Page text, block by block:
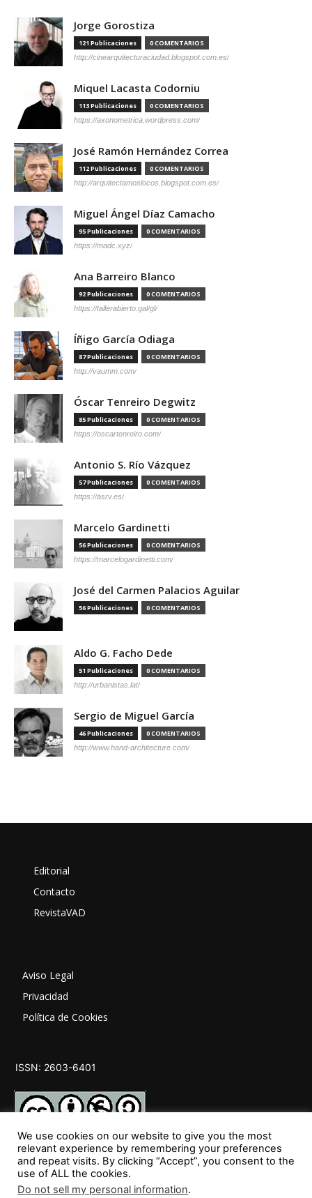
Jorge Gorostiza
121 Publicaciones 0 COMENTARIOS
http://cinearquitecturaciudad.blogspot.com.es/
Miquel Lacasta Codorniu
113 Publicaciones 0 COMENTARIOS
https://axonometrica.wordpress.com/
José Ramón Hernández Correa
112 Publicaciones 0 COMENTARIOS
http://arquitectamoslocos.blogspot.com.es/
Miguel Ángel Díaz Camacho
95 Publicaciones 0 COMENTARIOS
https://madc.xyz/
Ana Barreiro Blanco
92 Publicaciones 0 COMENTARIOS
https://tallerabierto.gal/gl/
Íñigo García Odiaga
87 Publicaciones 0 COMENTARIOS
http://vaumm.com/
Óscar Tenreiro Degwitz
85 Publicaciones 0 COMENTARIOS
https://oscartenreiro.com/
Antonio S. Río Vázquez
57 Publicaciones 0 COMENTARIOS
https://asrv.es/
Marcelo Gardinetti
56 Publicaciones 0 COMENTARIOS
https://marcelogardinetti.com/
José del Carmen Palacios Aguilar
56 Publicaciones 0 COMENTARIOS
Aldo G. Facho Dede
51 Publicaciones 0 COMENTARIOS
http://urbanistas.lat/
Sergio de Miguel García
46 Publicaciones 0 COMENTARIOS
http://www.hand-architecture.com/
Editorial
Contacto
RevistaVAD
Aviso Legal
Privacidad
Política de Cookies
ISSN: 2603-6401
SÍGUENOS
We use cookies on our website to give you the most
relevant experience by remembering your preferences
and repeat visits. By clicking “Accept”, you consent to the
use of ALL the cookies.
Do not sell my personal information.